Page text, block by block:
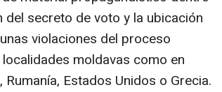
secreto de voto y la ubicación
violaciones del proceso
moldavas como en
Estados Unidos o Grecia.